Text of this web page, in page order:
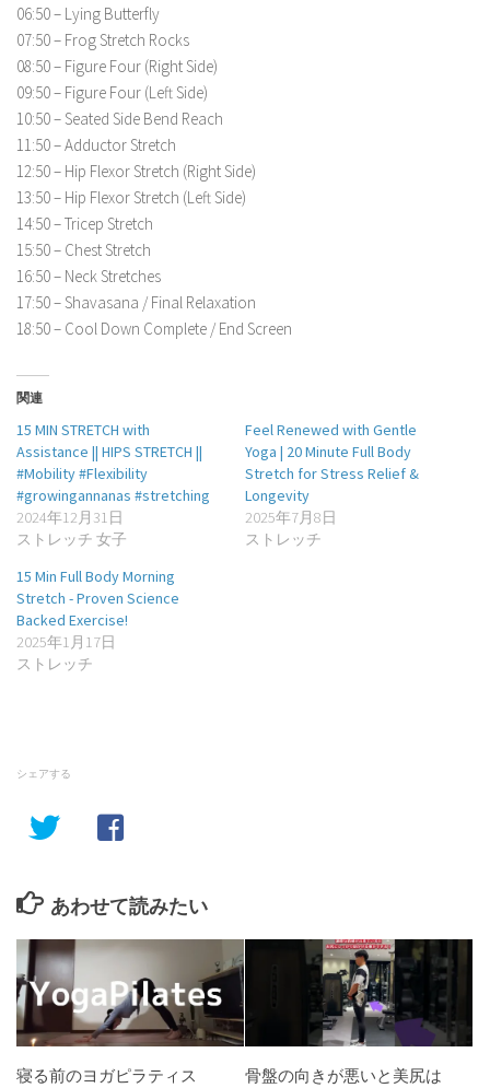
06:50 – Lying Butterfly
07:50 – Frog Stretch Rocks
08:50 – Figure Four (Right Side)
09:50 – Figure Four (Left Side)
10:50 – Seated Side Bend Reach
11:50 – Adductor Stretch
12:50 – Hip Flexor Stretch (Right Side)
13:50 – Hip Flexor Stretch (Left Side)
14:50 – Tricep Stretch
15:50 – Chest Stretch
16:50 – Neck Stretches
17:50 – Shavasana / Final Relaxation
18:50 – Cool Down Complete / End Screen
関連
15 MIN STRETCH with
Assistance || HIPS STRETCH ||
#Mobility #Flexibility
#growingannanas #stretching
2024年12月31日
ストレッチ 女子
Feel Renewed with Gentle
Yoga | 20 Minute Full Body
Stretch for Stress Relief &
Longevity
2025年7月8日
ストレッチ
15 Min Full Body Morning
Stretch - Proven Science
Backed Exercise!
2025年1月17日
ストレッチ
シェアする
あわせて読みたい
寝る前のヨガピラティス
骨盤の向きが悪いと美尻は